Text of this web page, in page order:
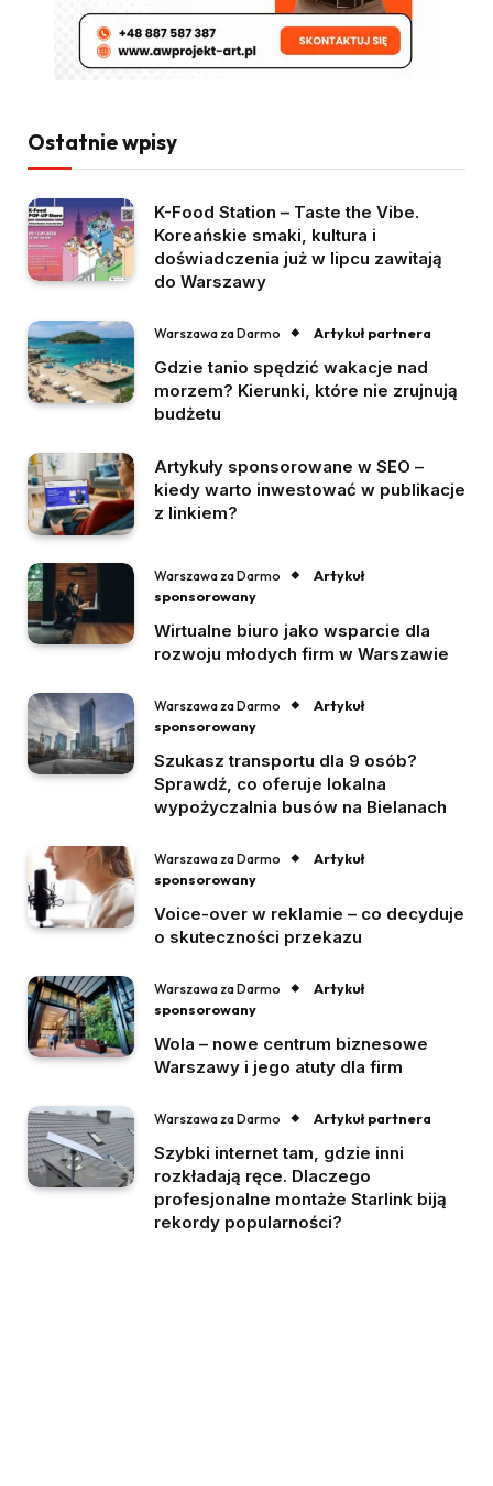
Ostatnie wpisy
K-Food Station – Taste the Vibe.
Koreańskie smaki, kultura i
doświadczenia już w lipcu zawitają
do Warszawy
Warszawa za Darmo Artykuł partnera
Gdzie tanio spędzić wakacje nad
morzem? Kierunki, które nie zrujnują
budżetu
Artykuły sponsorowane w SEO –
kiedy warto inwestować w publikacje
z linkiem?
Warszawa za Darmo
Artykuł
sponsorowany
Wirtualne biuro jako wsparcie dla
rozwoju młodych firm w Warszawie
Warszawa za Darmo
Artykuł
sponsorowany
Szukasz transportu dla 9 osób?
Sprawdź, co oferuje lokalna
wypożyczalnia busów na Bielanach
Warszawa za Darmo
Artykuł
sponsorowany
Voice-over w reklamie – co decyduje
o skuteczności przekazu
Warszawa za Darmo
Artykuł
sponsorowany
Wola – nowe centrum biznesowe
Warszawy i jego atuty dla firm
Warszawa za Darmo Artykuł partnera
Szybki internet tam, gdzie inni
rozkładają ręce. Dlaczego
profesjonalne montaże Starlink biją
rekordy popularności?